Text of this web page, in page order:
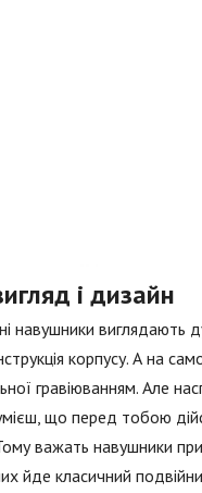
і дизайн
навушники виглядають
корпусу. А на
гравіюванням. Але
що перед тобою
важать навушники
йде класичний